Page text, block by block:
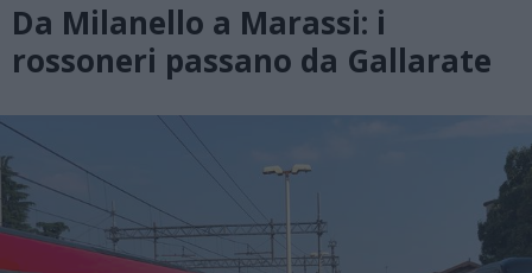
Da Milanello a Marassi: i
rossoneri passano da Gallarate